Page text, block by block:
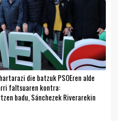
die batzuk PSOEren alde
faltsuaren kontra:
badu, Sánchezek Riverarekin